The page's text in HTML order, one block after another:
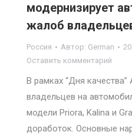
модернизирует
жалоб
Россия Автор: German
Оставить комментарий
В рамках “Дня
владельцев на
модели Priora, Kalina и
доработок. Основные